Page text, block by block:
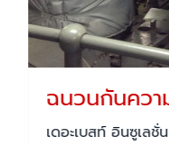
เดอะเบสท์ อินซูเลชั่น